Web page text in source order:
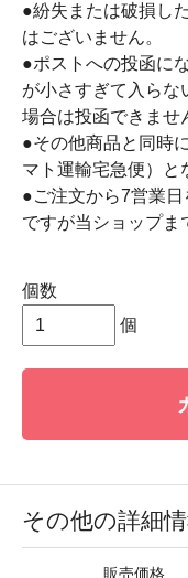
●紛失または破損し
はございません。
●ポストへの投函に
が小さすぎて入らな
場合は投函できませ
●その他商品と同時
マト運輸宅急便）と
●ご注文から7営業
ですが当ショップま
個数
個
その他の詳細
販売価格